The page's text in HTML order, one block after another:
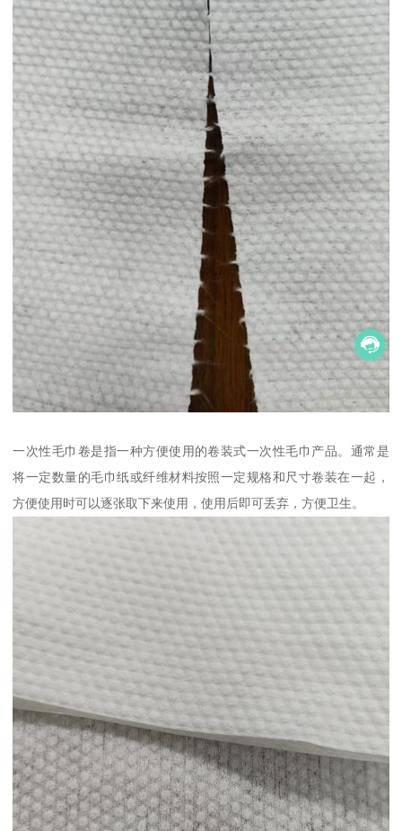
一次性毛巾卷是指一种方便使用的卷装式一次性毛巾产品。通常是
将一定数量的毛巾纸或纤维材料按照一定规格和尺寸卷装在一起，
方便使用时可以逐张取下来使用，使用后即可丢弃，方便卫生。